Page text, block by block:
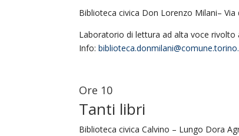
Biblioteca civica Don Lorenzo Milani– Via
Laboratorio di lettura ad alta voce rivolto
Info:
Ore 10
Tanti libri
Biblioteca civica Calvino – Lungo Dora